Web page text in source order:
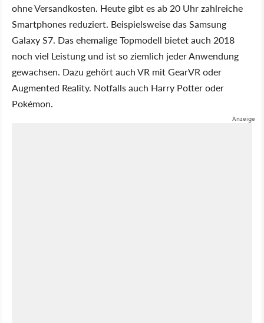
ohne Versandkosten. Heute gibt es ab 20 Uhr zahlreiche
Smartphones reduziert. Beispielsweise das Samsung
Galaxy S7. Das ehemalige Topmodell bietet auch 2018
noch viel Leistung und ist so ziemlich jeder Anwendung
gewachsen. Dazu gehört auch VR mit GearVR oder
Augmented Reality. Notfalls auch Harry Potter oder
Pokémon.